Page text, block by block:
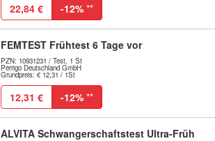
22,84 € -12% **
FEMTEST Frühtest 6 Tage vor
PZN: 10931231 / Test, 1 St
Perrigo Deutschland GmbH
Grundpreis: € 12,31 / 1St
12,31 € -12% **
ALVITA Schwangerschaftstest Ultra-Früh